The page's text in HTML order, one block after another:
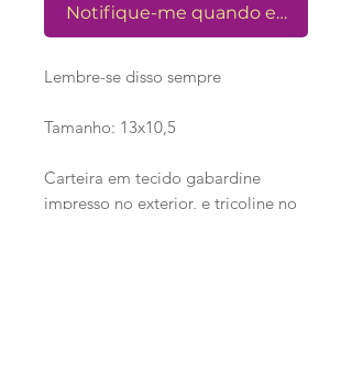
Notifique-me quando estiver
Lembre-se disso sempre
Tamanho: 13x10,5
Carteira em tecido gabardine
impresso no exterior, e tricoline no